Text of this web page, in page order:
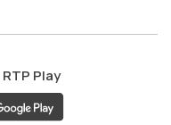
RTP Play